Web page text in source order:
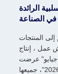
الرائدة
في الصناعة
المنتجات
عمل ، إنتاج
،"هواجيايو" عرضت
منتجاتها الرئيسية في معرض "كونفيرجنس 2026"، جميعها